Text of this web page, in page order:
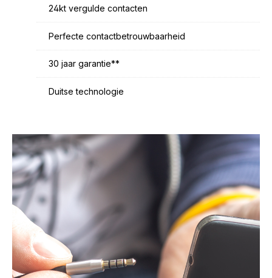
24kt vergulde contacten
Perfecte contactbetrouwbaarheid
30 jaar garantie**
Duitse technologie